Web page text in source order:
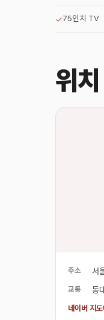
✓75인치 TV
위
주소 서
교통 동
네이버 지